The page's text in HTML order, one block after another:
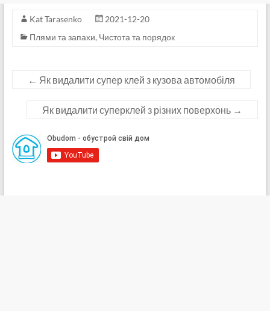
Kat Tarasenko
2021-12-20
Плями та запахи, Чистота та порядок
← Як видалити супер клей з кузова автомобіля
Як видалити суперклей з різних поверхонь →